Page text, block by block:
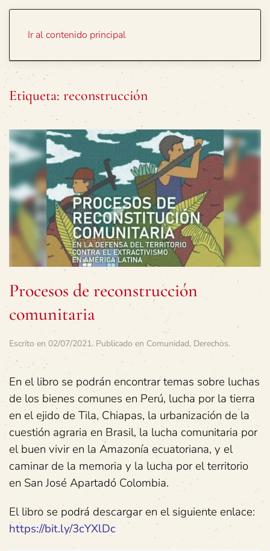
Ir al contenido principal
Etiqueta: reconstrucción
Procesos de reconstrucción
comunitaria
Escrito en 02/07/2021. Publicado en Comunidad, Derechos.
En el libro se podrán encontrar temas sobre luchas
de los bienes comunes en Perú, lucha por la tierra
en el ejido de Tila, Chiapas, la urbanización de la
cuestión agraria en Brasil, la lucha comunitaria por
el buen vivir en la Amazonía ecuatoriana, y el
caminar de la memoria y la lucha por el territorio
en San José Apartadó Colombia.
El libro se podrá descargar en el siguiente enlace:
https://bit.ly/3cYXlDc